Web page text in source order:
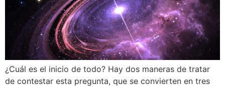
¿Cuál es el inicio de todo? Hay dos maneras de tratar
de contestar esta pregunta, que se convierten en tres